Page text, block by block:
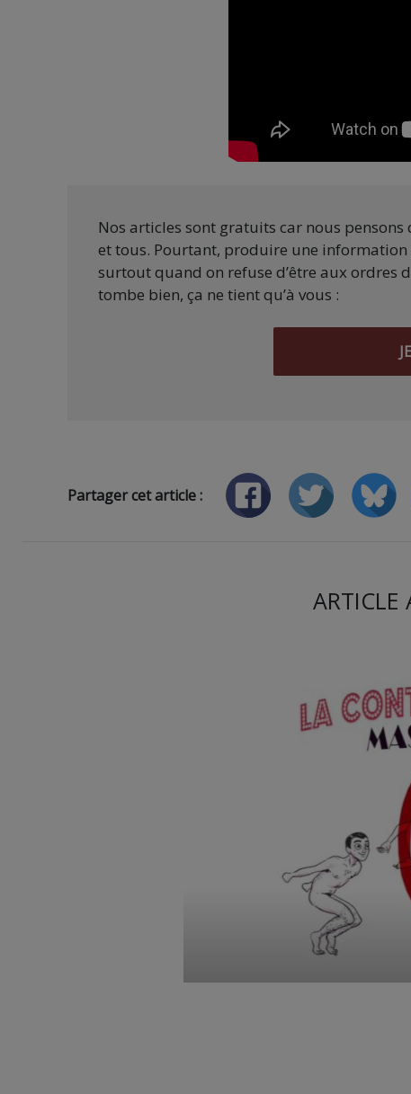
Nos articles sont gratuits car nous
et tous. Pourtant, produire une information
surtout quand on refuse d’être aux ordres
tombe bien, ça ne tient qu’à vous :
Partager cet article :
ARTICLE